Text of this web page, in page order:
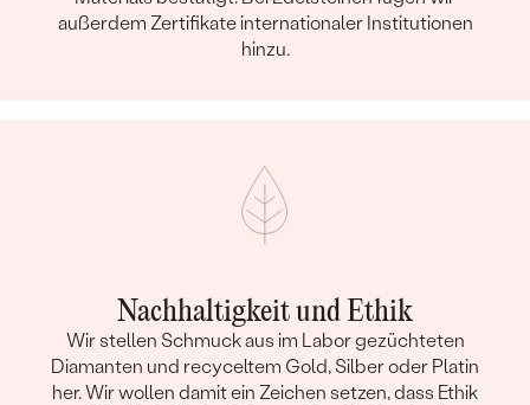
außerdem Zertifikate internationaler Institutionen
hinzu.
Nachhaltigkeit und Ethik
Wir stellen Schmuck aus im Labor gezüchteten
Diamanten und recyceltem Gold, Silber oder Platin
her. Wir wollen damit ein Zeichen setzen, dass Ethik